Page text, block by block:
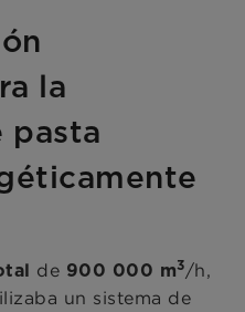
la
pasta
de 900 000 m3/h,
un sistema de